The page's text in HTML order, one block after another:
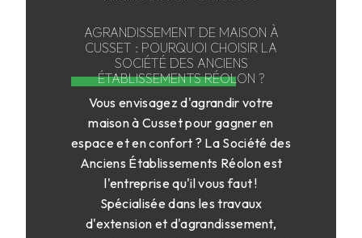
AGRANDISSEMENT DE MAISON À
CUSSET : POURQUOI CHOISIR LA
SOCIÉTÉ DES ANCIENS
ÉTABLISSEMENTS RÉOLON ?
Vous envisagez d'agrandir votre
maison à Cusset pour gagner en
espace et en confort ? La Société des
Anciens Établissements Réolon est
l'entreprise qu'il vous faut !
Spécialisée dans les travaux
d'extension et d'agrandissement,